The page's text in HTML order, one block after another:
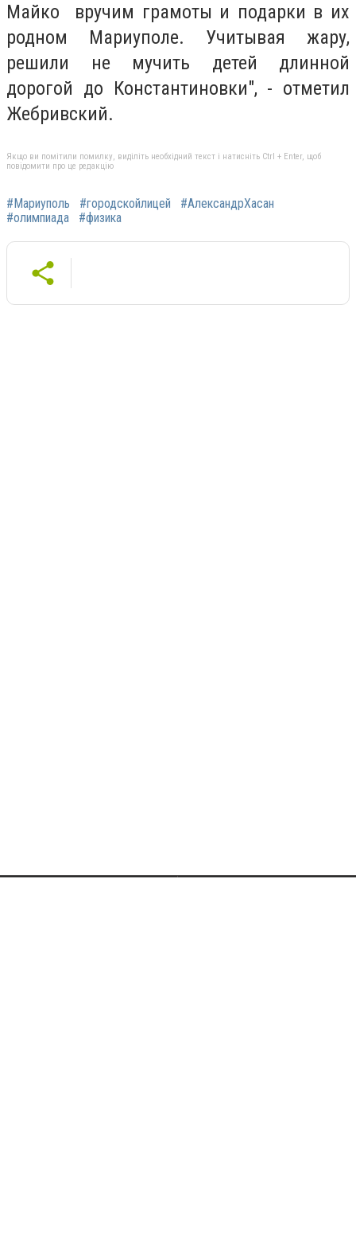
Майко вручим грамоты и подарки в их
родном Мариуполе. Учитывая жару,
решили не мучить детей длинной
дорогой до Константиновки", - отметил
Жебривский.
Якщо ви помітили помилку, виділіть необхідний текст і натисніть Ctrl + Enter, щоб
повідомити про це редакцію
#Мариуполь #городскойлицей
#АлександрХасан
#олимпиада
#физика